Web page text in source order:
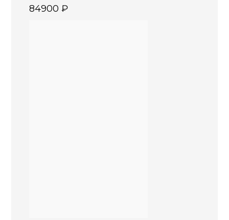
84900₽